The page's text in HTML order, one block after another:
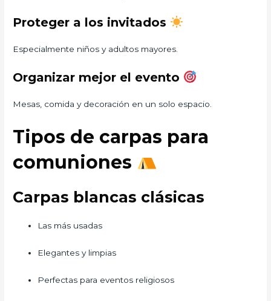
Proteger a los invitados
Especialmente niños y adultos mayores.
Organizar mejor el evento
Mesas, comida y decoración en un solo espacio.
Tipos de carpas para
comuniones
Carpas blancas clásicas
Las más usadas
Elegantes y limpias
Perfectas para eventos religiosos